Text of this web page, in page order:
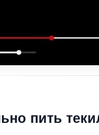
пить